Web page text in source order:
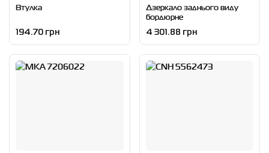
Втулка
194.70 грн
Дзеркало заднього виду
бордюрне
4 301.88 грн